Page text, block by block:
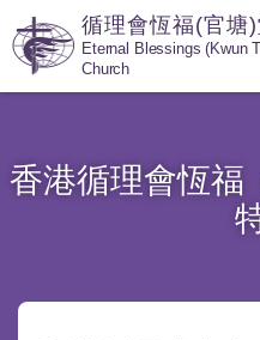
循理會恆福(官塘)
Eternal Blessings (Kwun
Church
香港循理會恆福